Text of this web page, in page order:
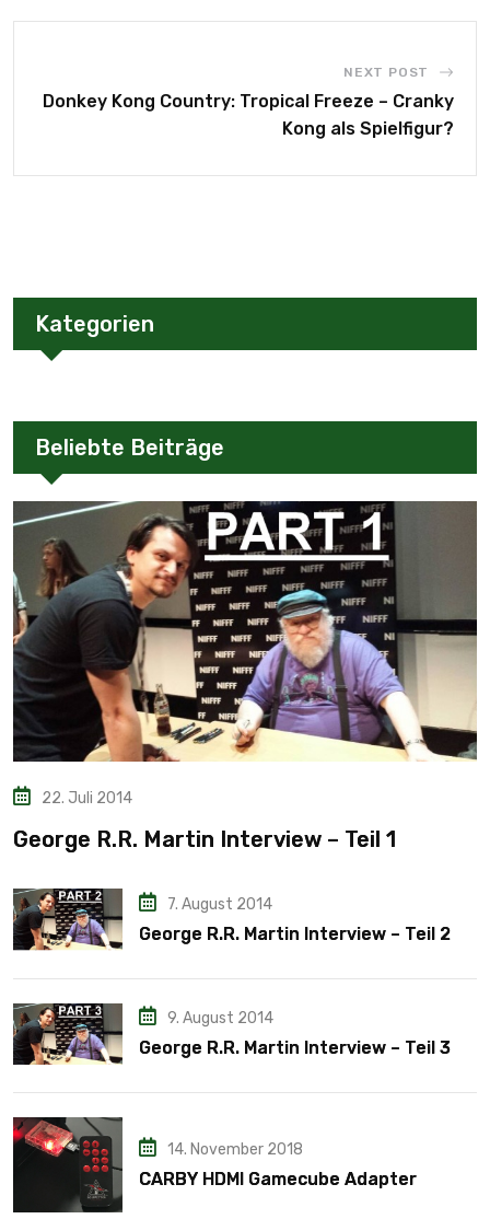
NEXT POST
Donkey Kong Country: Tropical Freeze – Cranky
Kong als Spielfigur?
Kategorien
Beliebte Beiträge
22. Juli 2014
George R.R. Martin Interview – Teil 1
7. August 2014
George R.R. Martin Interview – Teil 2
9. August 2014
George R.R. Martin Interview – Teil 3
14. November 2018
CARBY HDMI Gamecube Adapter